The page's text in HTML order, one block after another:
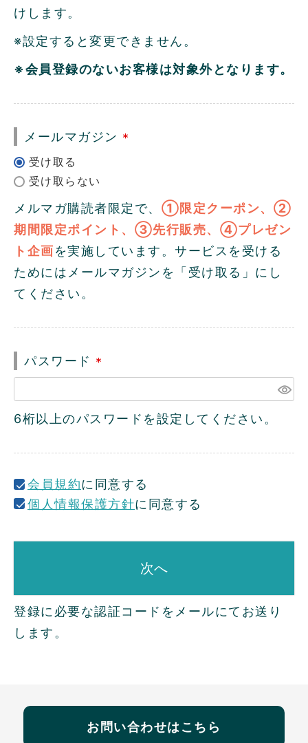
けします。
※設定すると変更できません。
※会員登録のないお客様は対象外となります。
メールマガジン
)
メルマガ購読者限定で、 ①限定クーポン、②
期間限定ポイント、③先行販売、④プレゼン
ト企画を実施しています。サービスを受ける
ためにはメールマガジンを「受け取る」にし
てください。
パスワード
(
必
須
6桁以上のパスワードを設定してください。
会員規約に同意する
個人情報保護方針に同意する
次へ
登録に必要な認証コードをメールにてお送り
します。
お問い合わせはこちら